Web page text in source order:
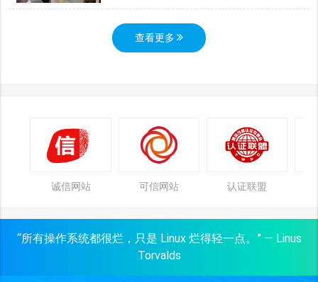
查看更多
诚信网站 可信网站 认证联盟
“所有操作系统都很烂，只是 Linux 烂得轻一点。” — Linus
Torvalds